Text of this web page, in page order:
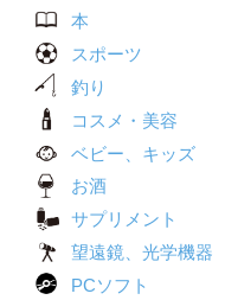
本
スポーツ
釣り
コスメ・美容
ベビー、キッズ
お酒
サプリメント
望遠鏡、光学機器
PCソフト